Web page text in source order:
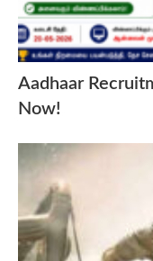
Aadhaar
Now!